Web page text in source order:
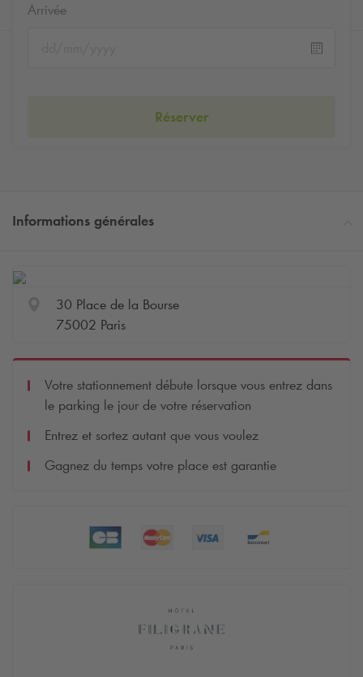
Arrivée
Réserver
Informations générales
30 Place de la Bourse
75002 Paris
Votre stationnement débute lorsque vous entrez dans
le parking le jour de votre réservation
Entrez et sortez autant que vous voulez
Gagnez du temps votre place est garantie